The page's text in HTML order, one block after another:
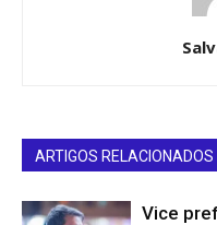
ARTIGOS RELACIONADOS
Vice